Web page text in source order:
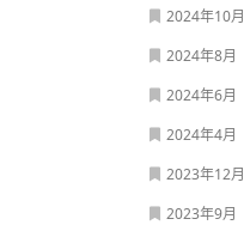
2024年10月
2024年8月
2024年6月
2024年4月
2023年12月
2023年9月